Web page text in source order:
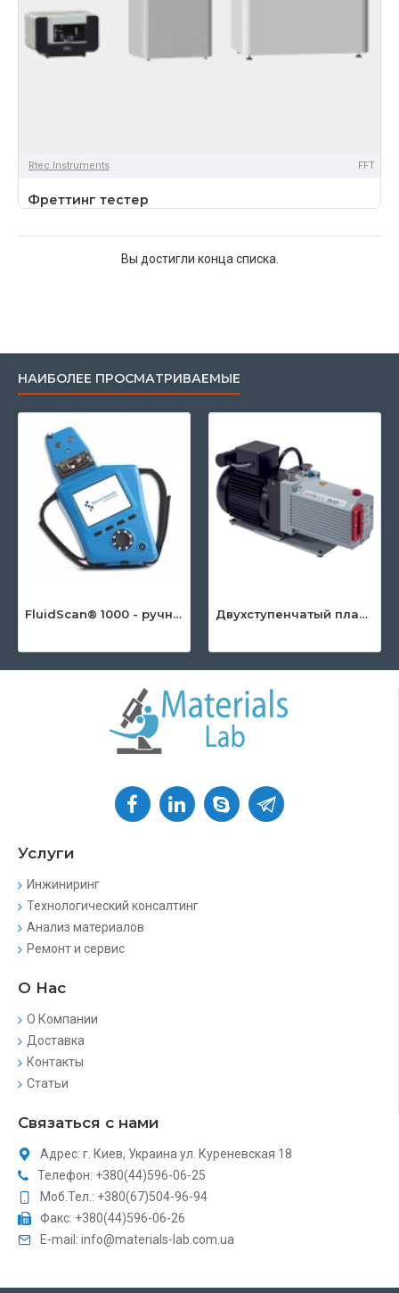
Rtec Instruments FFT
Фреттинг тестер
Вы достигли конца списка.
НАИБОЛЕЕ ПРОСМАТРИВАЕМЫЕ
FluidScan® 1000 - ручной инфракрасный анализатор масла Двухступенчатый пластинчато-роторный насос серии DuoLine™
Услуги
Инжиниринг
Технологический консалтинг
Анализ материалов
Ремонт и сервис
О Нас
О Компании
Доставка
Контакты
Статьи
Связаться с нами
Адрес: г. Киев, Украина ул. Куреневская 18
Телефон: +380(44)596-06-25
Моб.Тел.: +380(67)504-96-94
Факс: +380(44)596-06-26
E-mail: info@materials-lab.com.ua